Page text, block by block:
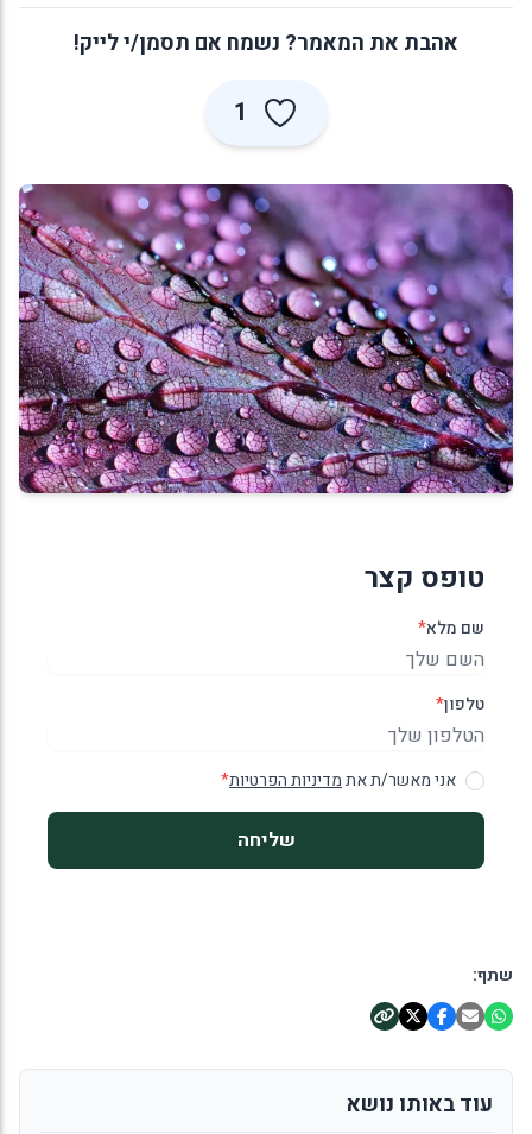
אהבת את המאמר? נשמח אם תסמן/י לייק!
1
טופס קצר
שם מלא*
טלפון*
אני מאשר/ת אתמדיניות הפרטיות*
שליחה
שתף:
עוד באותו נושא